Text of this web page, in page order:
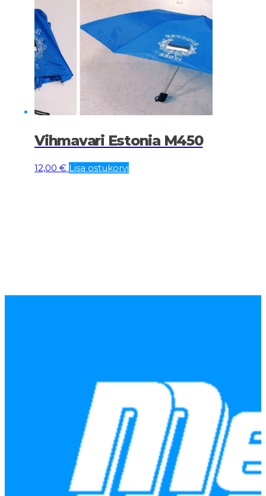
Vihmavari Estonia M450
12,00 € Lisa ostukorvi